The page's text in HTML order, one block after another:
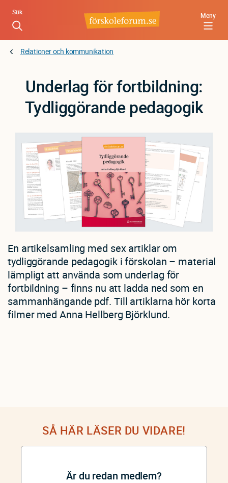
Hoppa
huvudinnehåll
Meny
Sök
Relationer och kommunikation
Underlag för fortbildning:
Tydliggörande pedagogik
En artikelsamling med sex artiklar om
tydliggörande pedagogik i förskolan – material
lämpligt att använda som underlag för
fortbildning – finns nu att ladda ned som en
sammanhängande pdf. Till artiklarna hör korta
filmer med Anna Hellberg Björklund.
SÅ HÄR LÄSER DU VIDARE!
Är du redan medlem?